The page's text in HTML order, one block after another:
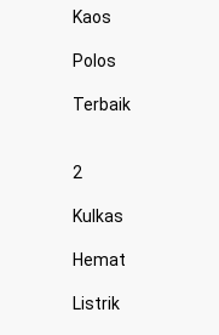
Kaos
Polos
Terbaik
2
Kulkas
Hemat
Listrik